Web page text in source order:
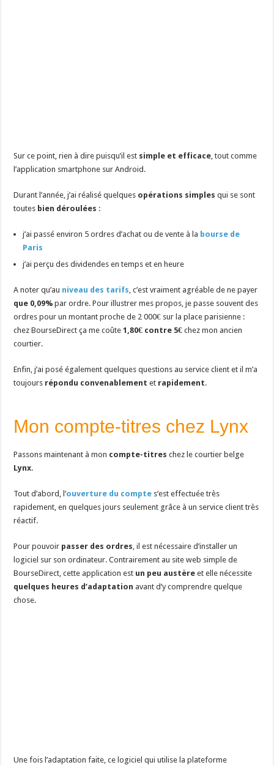
Sur ce point, rien à dire puisqu’il est simple et efficace, tout comme
l’application smartphone sur Android.
Durant l’année, j’ai réalisé quelques opérations simples qui se sont
toutes bien déroulées :
j’ai passé environ 5 ordres d’achat ou de vente à la bourse de
Paris
j’ai perçu des dividendes en temps et en heure
A noter qu’au niveau des tarifs, c’est vraiment agréable de ne payer
que 0,09% par ordre. Pour illustrer mes propos, je passe souvent des
ordres pour un montant proche de 2 000€ sur la place parisienne :
chez BourseDirect ça me coûte1,80€ contre 5€ chez mon ancien
courtier.
Enfin, j’ai posé également quelques questions au service client et il m’a
toujours répondu convenablement et rapidement.
Mon compte-titres chez Lynx
Passons maintenant à mon compte-titres chez le courtier belge
Lynx.
Tout d’abord, l’ouverture du compte s’est effectuée très
rapidement, en quelques jours seulement grâce à un service client très
réactif.
Pour pouvoir passer des ordres, il est nécessaire d’installer un
logiciel sur son ordinateur. Contrairement au site web simple de
BourseDirect, cette application est un peu austère et elle nécessite
quelques heures d’adaptation avant d’y comprendre quelque
chose.
Une fois l’adaptation faite, ce logiciel qui utilise la plateforme